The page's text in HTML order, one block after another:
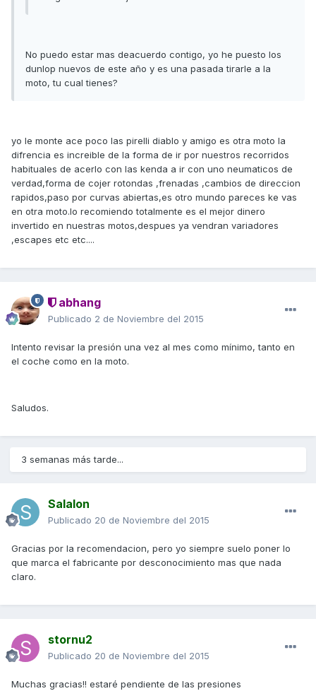
No puedo estar mas deacuerdo contigo, yo he puesto los
dunlop nuevos de este año y es una pasada tirarle a la
moto, tu cual tienes?
yo le monte ace poco las pirelli diablo y amigo es otra moto la
difrencia es increible de la forma de ir por nuestros recorridos
habituales de acerlo con las kenda a ir con uno neumaticos de
verdad,forma de cojer rotondas ,frenadas ,cambios de direccion
rapidos,paso por curvas abiertas,es otro mundo pareces ke vas
en otra moto.lo recomiendo totalmente es el mejor dinero
invertido en nuestras motos,despues ya vendran variadores
,escapes etc etc....
abhang
Publicado 2 de Noviembre del 2015
Intento revisar la presión una vez al mes como mínimo, tanto en
el coche como en la moto.
Saludos.
3 semanas más tarde...
Salalon
Publicado 20 de Noviembre del 2015
Gracias por la recomendacion, pero yo siempre suelo poner lo
que marca el fabricante por desconocimiento mas que nada
claro.
stornu2
Publicado 20 de Noviembre del 2015
Muchas gracias!! estaré pendiente de las presiones